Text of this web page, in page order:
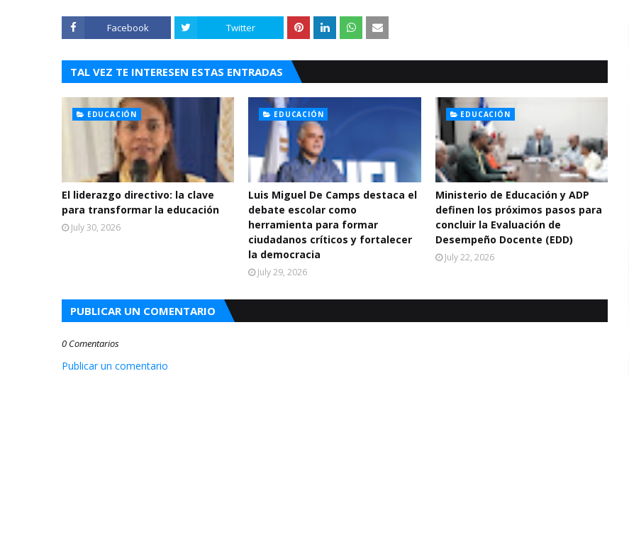
Facebook Twitter
TAL VEZ TE INTERESEN ESTAS ENTRADAS
EDUCACIÓN
El liderazgo directivo: la clave
para transformar la educación
July 30, 2026
EDUCACIÓN
Luis Miguel De Camps destaca el
debate escolar como
herramienta para formar
ciudadanos críticos y fortalecer
la democracia
July 29, 2026
EDUCACIÓN
Ministerio de Educación y ADP
definen los próximos pasos para
concluir la Evaluación de
Desempeño Docente (EDD)
July 22, 2026
PUBLICAR UN COMENTARIO
0 Comentarios
Publicar un comentario